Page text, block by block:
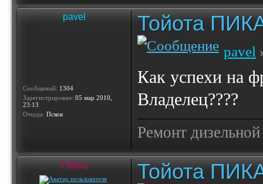
pavel
Сообщений: 1304
Зарегистрирован: 05 мар 2010,
23:13
Откуда: Псков
Тойота
pavel
Как успехи на
Владелец????
Ремонт
Горец Тойота